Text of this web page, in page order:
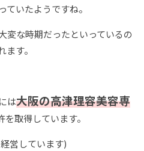
ていたようですね。
変な時期だったといっているの
す。
は大阪の高津理容美容専
取得しています。
営しています)